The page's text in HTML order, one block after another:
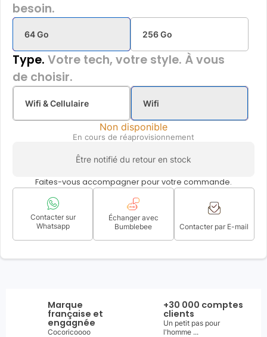
besoin.
64 Go 256 Go
Type. Votre tech, votre style. À vous
de choisir.
Wifi & Cellulaire Wifi
Non disponible
En cours de réaprovisionnement
Être notifié du retour en stock
Faites-vous accompagner pour votre commande.
Contacter sur
Whatsapp
Échanger avec
Bumblebee
Contacter par E-mail
Marque
française et
engagnée
Cocoricoooo
+30 000 comptes
clients
Un petit pas pour
l'homme ...